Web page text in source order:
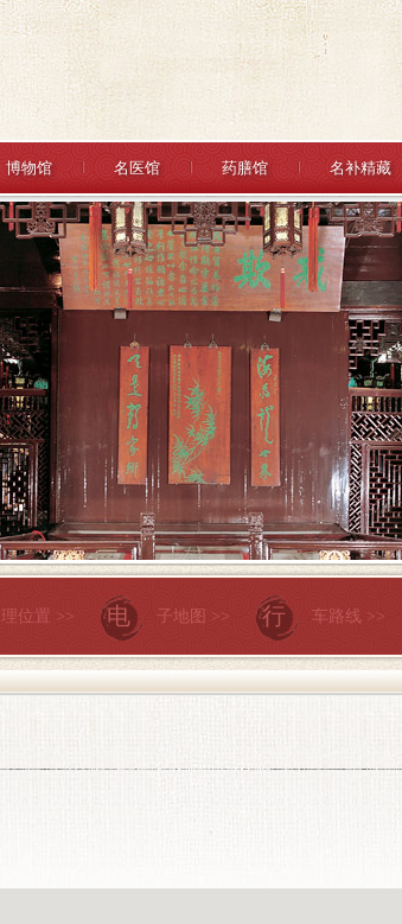
博物馆 名医馆 药膳馆 名补精藏
理位置 >> 电 子地图 >> 行 车路线 >>